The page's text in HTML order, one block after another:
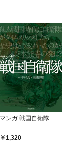
マンガ 戦国自衛隊
1,320